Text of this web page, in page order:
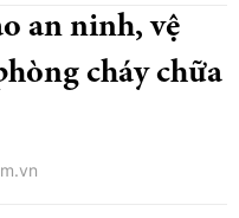
an ninh, vệ
cháy chữa